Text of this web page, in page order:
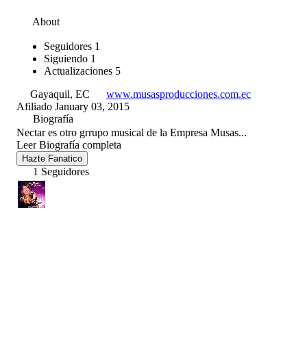
About
Seguidores 1
Siguiendo 1
Actualizaciones 5
Gayaquil, EC
www.musasproducciones.com.ec
Afiliado January 03, 2015
Biografía
Nectar es otro grrupo musical de la Empresa Musas...
Leer Biografía completa
Hazte Fanatico
1 Seguidores